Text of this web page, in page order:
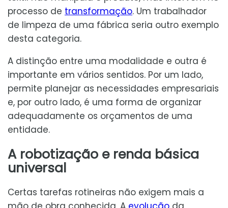
processo de transformação. Um trabalhador
de limpeza de uma fábrica seria outro exemplo
desta categoria.
A distinção entre uma modalidade e outra é
importante em vários sentidos. Por um lado,
permite planejar as necessidades empresariais
e, por outro lado, é uma forma de organizar
adequadamente os orçamentos de uma
entidade.
A robotização e renda básica
universal
Certas tarefas rotineiras não exigem mais a